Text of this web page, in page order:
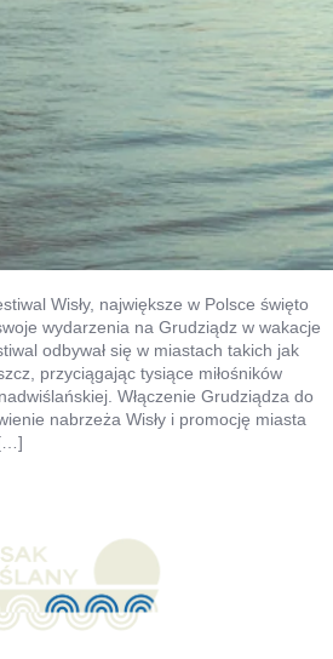
Wisły, największe w Polsce święto
wydarzenia na Grudziądz w wakacje
odbywał się w miastach takich jak
przyciągając tysiące miłośników
Włączenie Grudziądza do
nabrzeża Wisły i promocję miasta